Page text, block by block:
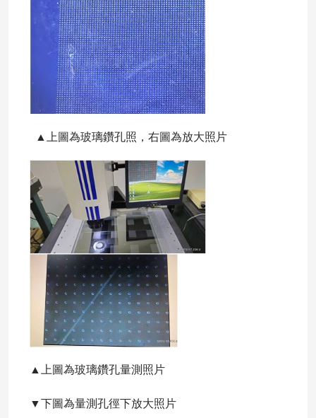
▲上圖為玻璃鑽孔照，右圖為放大照片
▲上圖為玻璃鑽孔量測照片
▼下圖為量測孔徑下放大照片